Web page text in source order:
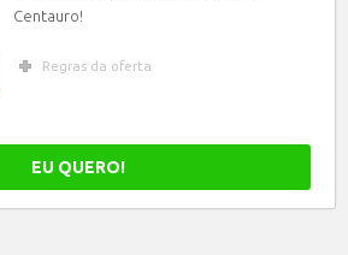
Centauro!
Regras da oferta
EU QUERO!